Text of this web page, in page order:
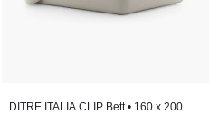
DITRE ITALIA CLIP Bett • 160 x 200